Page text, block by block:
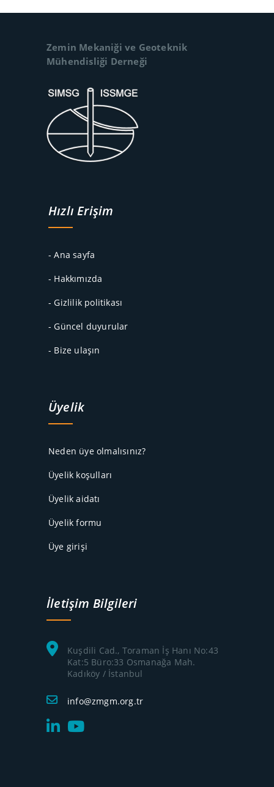
Zemin Mekaniği ve Geoteknik
Mühendisliği Derneği
Hızlı Erişim
- Ana sayfa
- Hakkımızda
- Gizlilik politikası
- Güncel duyurular
- Bize ulaşın
Üyelik
Neden üye olmalısınız?
Üyelik koşulları
Üyelik aidatı
Üyelik formu
Üye girişi
İletişim Bilgileri
Kuşdili Cad., Toraman İş Hanı No:43
Kat:5 Büro:33 Osmanağa Mah.
Kadıköy / İstanbul
info@zmgm.org.tr